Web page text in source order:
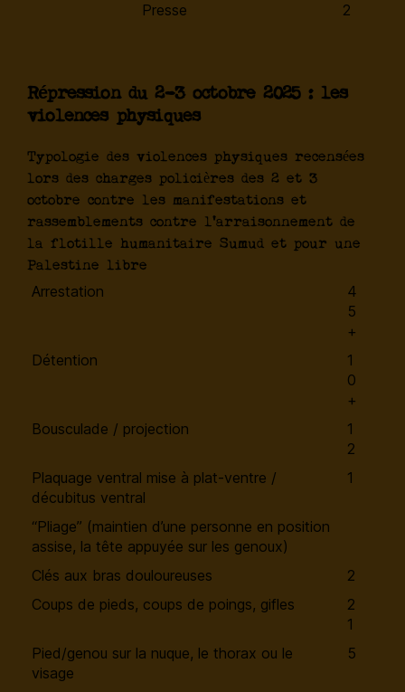
Presse 2
Répression du 2-3 octobre 2025 : les
violences physiques
Typologie des violences physiques recensées
lors des charges policières des 2 et 3
octobre contre les manifestations et
rassemblements contre l'arraisonnement de
la flotille humanitaire Sumud et pour une
Palestine libre
Arrestation
4
5
+
Détention
1
0
+
Bousculade / projection
1
2
Plaquage ventral mise à plat-ventre /
décubitus ventral
1
“Pliage” (maintien d’une personne en position
assise, la tête appuyée sur les genoux)
Clés aux bras douloureuses
2
Coups de pieds, coups de poings, gifles
2
1
Pied/genou sur la nuque, le thorax ou le
visage
5